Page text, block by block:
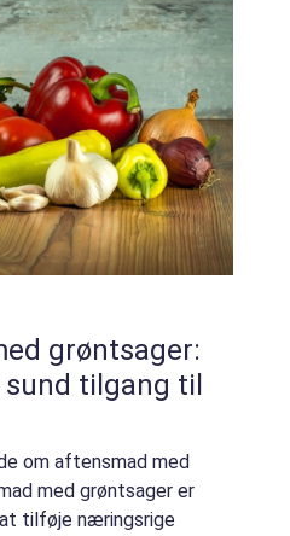
grøntsager:
tilgang til
om aftensmad med
med grøntsager er
tilføje næringsrige